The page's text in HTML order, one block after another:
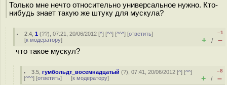
Только мне нечто относительно универсальное нужно. Кто-
нибудь знает такую же штуку для мускула?
2.4 ,1 (??), 07:21, 20/06/2012 [^] [^^] [^^^] [ответить]
[к модератору]
–1
+ / –
что такое мускул?
3.5 ,гумбольдт_восемнадцатый (?), 07:41, 20/06/2012 [^] [^^]
[^^^] [ответить] [к модератору]
–8
+ / –